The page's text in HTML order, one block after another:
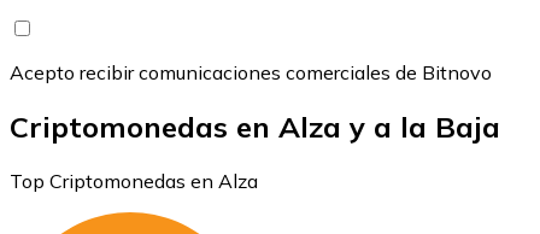
Acepto recibir comunicaciones comerciales de Bitnovo
Criptomonedas en Alza y a la Baja
Top Criptomonedas en Alza